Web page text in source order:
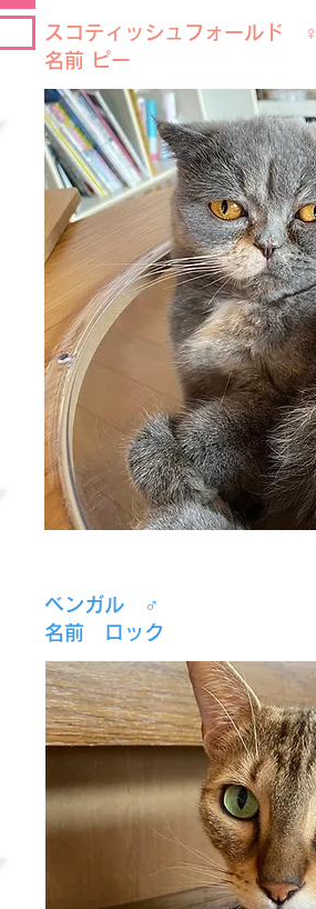
スコティッシュフォールド ♀
名前 ピー
ベンガル ♂
名前 ロック